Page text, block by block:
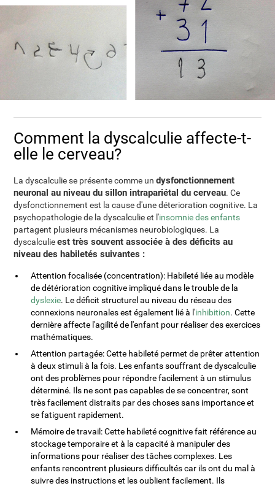
Comment la dyscalculie affecte-t-
elle le cerveau?
La dyscalculie se présente comme undysfonctionnement
neuronal au niveau du sillon intrapariétal du cerveau. Ce
dysfonctionnement est la cause d'une déterioration cognitive. La
psychopathologie de la dyscalculie et l'insomnie des enfants
partagent plusieurs mécanismes neurobiologiques. La
dyscalculieest très souvent associée à des déficits au
niveau des habiletés suivantes :
Attention focalisée (concentration): Habileté liée au modèle
de détérioration cognitive impliqué dans le trouble de la
dyslexie. Le déficit structurel au niveau du réseau des
connexions neuronales est également lié à l'inhibition. Cette
dernière affecte l'agilité de l'enfant pour réaliser des exercices
mathématiques.
Attention partagée: Cette habileté permet de prêter attention
à deux stimuli à la fois. Les enfants souffrant de dyscalculie
ont des problèmes pour répondre facilement à un stimulus
déterminé. Ils ne sont pas capables de se concentrer, sont
très facilement distraits par des choses sans importance et
se fatiguent rapidement.
Mémoire de travail: Cette habileté cognitive fait référence au
stockage temporaire et à la capacité à manipuler des
informations pour réaliser des tâches complexes. Les
enfants rencontrent plusieurs difficultés car ils ont du mal à
suivre des instructions et les oublient facilement. Ils